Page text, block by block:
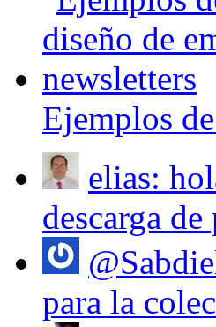
Ejemplos
elias:
descarga
para la